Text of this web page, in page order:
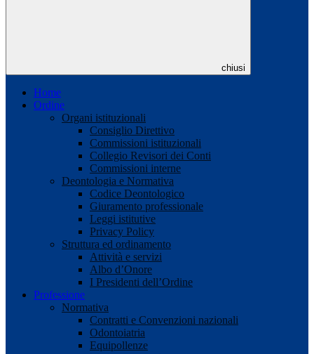
chiusi
Home
Ordine
Organi istituzionali
Consiglio Direttivo
Commissioni istituzionali
Collegio Revisori dei Conti
Commissioni interne
Deontologia e Normativa
Codice Deontologico
Giuramento professionale
Leggi istitutive
Privacy Policy
Struttura ed ordinamento
Attività e servizi
Albo d’Onore
I Presidenti dell’Ordine
Professione
Normativa
Contratti e Convenzioni nazionali
Odontoiatria
Equipollenze